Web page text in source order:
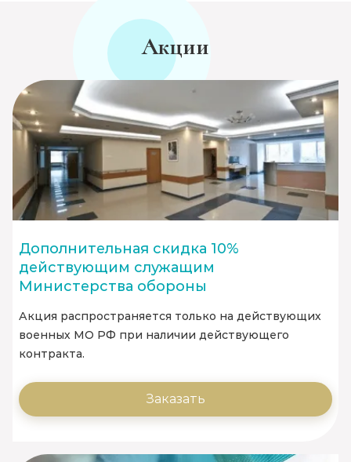
Акции
Дополнительная скидка 10%
действующим служащим
Министерства обороны
Акция распространяется только на действующих
военных МО РФ при наличии действующего
контракта.
Заказать